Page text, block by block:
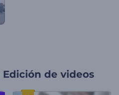
Edición de videos